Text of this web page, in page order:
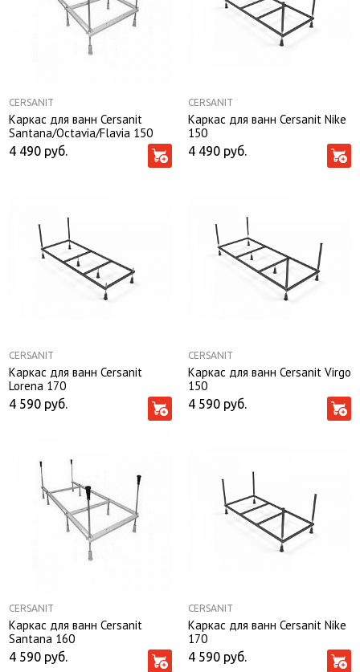
CERSANIT
Каркас для ванн Cersanit
Santana/Octavia/Flavia 150
4 490 руб.
CERSANIT
Каркас для ванн Cersanit Nike
150
4 490 руб.
CERSANIT
Каркас для ванн Cersanit
Lorena 170
4 590 руб.
CERSANIT
Каркас для ванн Cersanit Virgo
150
4 590 руб.
CERSANIT
Каркас для ванн Cersanit
Santana 160
4 590 руб.
CERSANIT
Каркас для ванн Cersanit Nike
170
4 590 руб.